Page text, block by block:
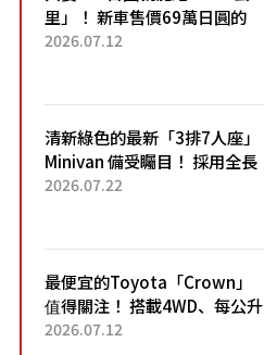
里」！ 新車售價69萬日圓的
「3人座」Trike大受歡迎！ 順
2026.07.12
清新綠色的最新「3排7人座」
Minivan 備受矚目！ 採用全長
4.7公尺剛剛好的車身尺寸與
2026.07.22
最便宜的Toyota「Crown」
值得關注！ 搭載4WD、每公升
22.4公里低油耗表現超亮眼！
2026.07.12